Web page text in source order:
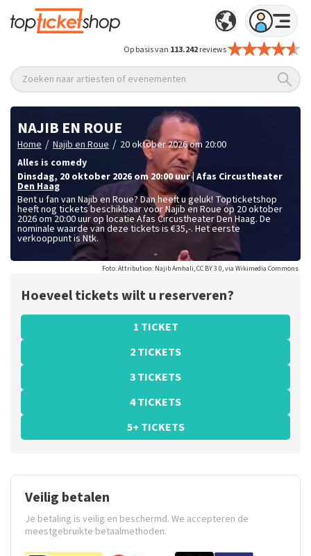
Op basis van 113.242reviews
Zoeken naar artiesten of evenementen
NAJIB EN ROUE
Home / Najib en Roue / 20 oktober 2026 om 20:00
Alles is comedy
dinsdag, 20 oktober 2026 om 20:00uur| Afas Circustheater
Den Haag
Bent u fan van Najib en Roue? Dan heeft u geluk! Topticketshop
heeft nog tickets beschikbaar voor Najib en Roue op 20 oktober
2026 om 20:00 uur op locatie Afas Circustheater Den Haag. De
nominale waarde van deze tickets is €35,-. Het eerste
verkooppunt is Ntk.
Foto: Attribution: Najib Amhali, CC BY 3.0, via Wikimedia Commons
Hoeveel tickets wilt u reserveren?
1 TICKET
2 TICKETS
3 TICKETS
4 TICKETS
5+ TICKETS
Veilig betalen
Je betaling is veilig en beschermd. We accepteren de
meestgebruikte betaalmethoden.